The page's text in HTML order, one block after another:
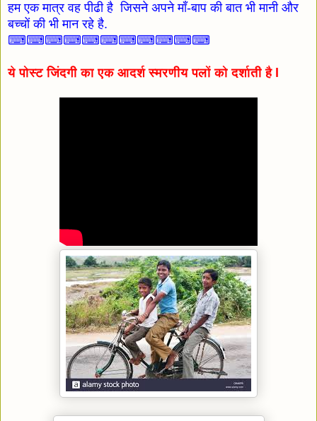
हम एक मात्र वह पीढी है जिसने अपने माँ-बाप की बात भी मानी और
बच्चों की भी मान रहे है.
⌨⌨⌨⌨⌨⌨⌨⌨⌨⌨⌨
ये पोस्ट जिंदगी का एक आदर्श स्मरणीय पलों को दर्शाती है l